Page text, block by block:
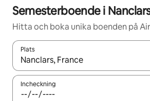
Semesterboende i
Hitta och boka unika boenden på
Plats
När resultaten är tillgängliga kan du
Incheckning